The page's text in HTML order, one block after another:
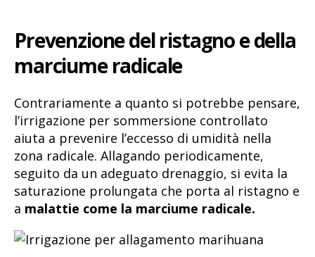
Prevenzione del ristagno e della
marciume radicale
Contrariamente a quanto si potrebbe pensare,
l’irrigazione per sommersione controllato
aiuta a prevenire l’eccesso di umidità nella
zona radicale. Allagando periodicamente,
seguito da un adeguato drenaggio, si evita la
saturazione prolungata che porta al ristagno e
a malattie come la marciume radicale.